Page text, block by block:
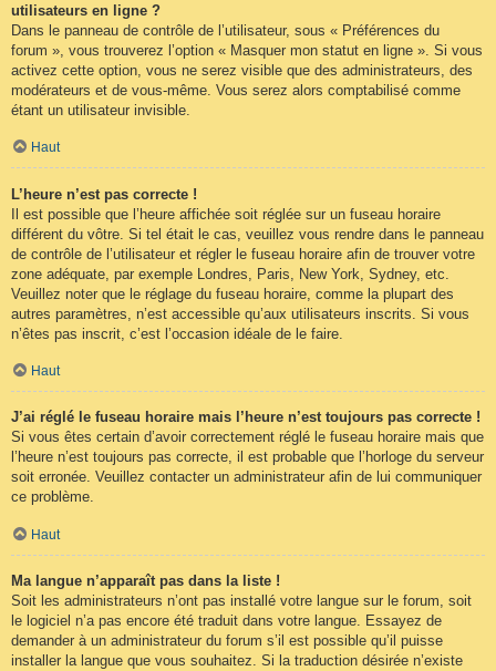
utilisateurs en ligne ?
Dans le panneau de contrôle de l’utilisateur, sous « Préférences du
forum », vous trouverez l’option « Masquer mon statut en ligne ». Si vous
activez cette option, vous ne serez visible que des administrateurs, des
modérateurs et de vous-même. Vous serez alors comptabilisé comme
étant un utilisateur invisible.
Haut
L’heure n’est pas correcte !
Il est possible que l’heure affichée soit réglée sur un fuseau horaire
différent du vôtre. Si tel était le cas, veuillez vous rendre dans le panneau
de contrôle de l’utilisateur et régler le fuseau horaire afin de trouver votre
zone adéquate, par exemple Londres, Paris, New York, Sydney, etc.
Veuillez noter que le réglage du fuseau horaire, comme la plupart des
autres paramètres, n’est accessible qu’aux utilisateurs inscrits. Si vous
n’êtes pas inscrit, c’est l’occasion idéale de le faire.
Haut
J’ai réglé le fuseau horaire mais l’heure n’est toujours pas correcte !
Si vous êtes certain d’avoir correctement réglé le fuseau horaire mais que
l’heure n’est toujours pas correcte, il est probable que l’horloge du serveur
soit erronée. Veuillez contacter un administrateur afin de lui communiquer
ce problème.
Haut
Ma langue n’apparaît pas dans la liste !
Soit les administrateurs n’ont pas installé votre langue sur le forum, soit
le logiciel n’a pas encore été traduit dans votre langue. Essayez de
demander à un administrateur du forum s’il est possible qu’il puisse
installer la langue que vous souhaitez. Si la traduction désirée n’existe